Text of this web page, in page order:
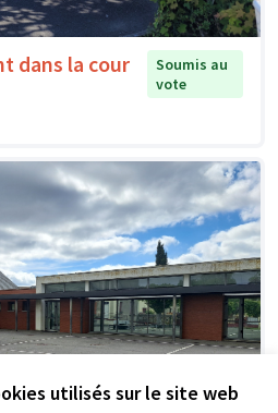
utilisés sur le site web
dans la cour
Soumis au
vote